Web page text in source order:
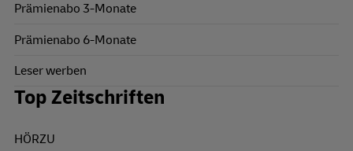
Prämienabo 3-Monate
Prämienabo 6-Monate
Leser werben
Top Zeitschriften
HÖRZU